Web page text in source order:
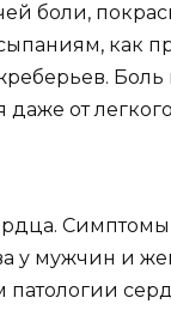
боли,
как
Боль
даже от
у мужчин и
патологии